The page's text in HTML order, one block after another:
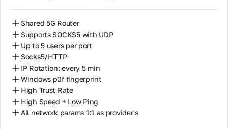
Shared 5G Router
Supports SOCKS5 with UDP
Up to 5 users per port
Socks5/HTTP
IP Rotation: every 5 min
Windows p0f fingerprint
High Trust Rate
High Speed + Low Ping
All network params 1:1 as provider's